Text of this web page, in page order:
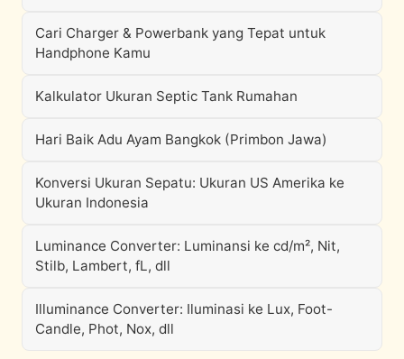
Cari Charger & Powerbank yang Tepat untuk
Handphone Kamu
Kalkulator Ukuran Septic Tank Rumahan
Hari Baik Adu Ayam Bangkok (Primbon Jawa)
Konversi Ukuran Sepatu: Ukuran US Amerika ke
Ukuran Indonesia
Luminance Converter: Luminansi ke cd/m², Nit,
Stilb, Lambert, fL, dll
Illuminance Converter: Iluminasi ke Lux, Foot-
Candle, Phot, Nox, dll